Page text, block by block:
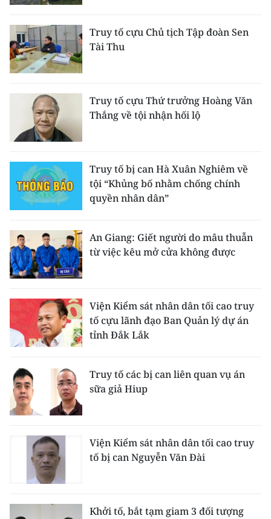
Media Du lịch
Media Thế giới
Media Thể thao
Media Y tế
Media Khoa học - Công nghệ
Media Môi trường
Ảnh
TIN MỚI
Trung du và miền núi phía Bắc
Đồng bằng sông Hồng
Bắc Trung Bộ
Duyên hải Nam Trung Bộ và Tây
Nguyên
Đông Nam Bộ
Đồng bằng sông Cửu Long
Truy tố cựu Chủ tịch Tập đoàn Sen
Tài Thu
Truy tố cựu Thứ trưởng Hoàng Văn
Thắng về tội nhận hối lộ
Truy tố bị can Hà Xuân Nghiêm về
tội “Khủng bố nhằm chống chính
quyền nhân dân”
An Giang: Giết người do mâu thuẫn
từ việc kêu mở cửa không được
Viện Kiểm sát nhân dân tối cao truy
tố cựu lãnh đạo Ban Quản lý dự án
tỉnh Đắk Lắk
Truy tố các bị can liên quan vụ án
sữa giả Hiup
Viện Kiểm sát nhân dân tối cao truy
tố bị can Nguyễn Văn Đài
Khởi tố, bắt tạm giam 3 đối tượng